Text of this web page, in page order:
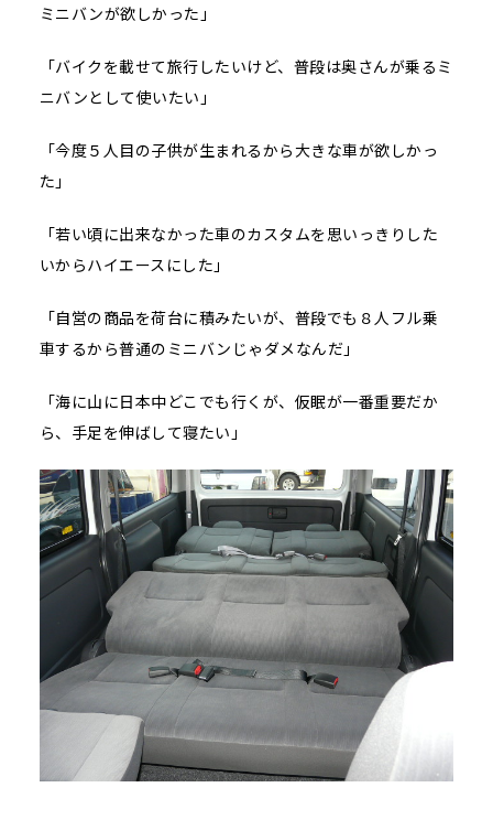
ミニバンが欲しかった」
「バイクを載せて旅行したいけど、普段は奥さんが乗るミ
ニバンとして使いたい」
「今度５人目の子供が生まれるから大きな車が欲しかっ
た」
「若い頃に出来なかった車のカスタムを思いっきりした
いからハイエースにした」
「自営の商品を荷台に積みたいが、普段でも８人フル乗
車するから普通のミニバンじゃダメなんだ」
「海に山に日本中どこでも行くが、仮眠が一番重要だか
ら、手足を伸ばして寝たい」